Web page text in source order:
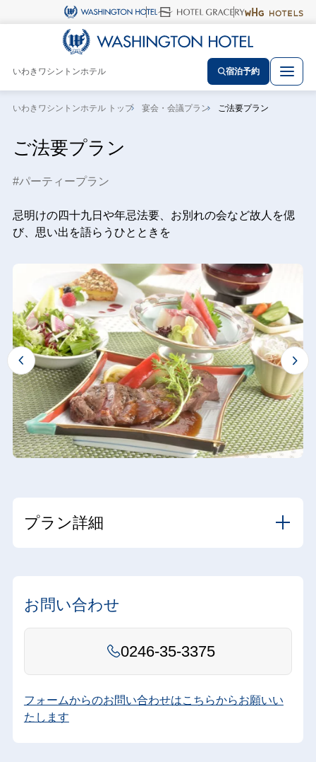
いわきワシントンホテル 宿泊予約
いわきワシントンホテル トップ 宴会・会議プラン ご法要プラン
ご法要プラン
パーティープラン
忌明けの四十九日や年忌法要、お別れの会など故人を偲
び、思い出を語らうひとときを
プラン詳細
お問い合わせ
0246-35-3375
フォームからのお問い合わせはこちらからお願いい
たします